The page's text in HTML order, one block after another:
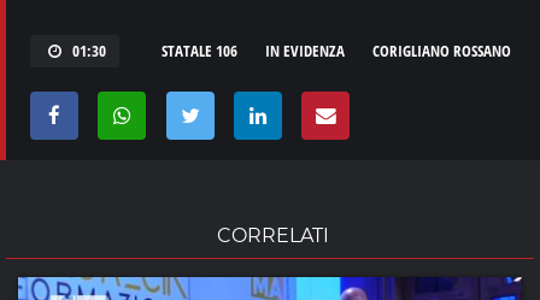
01:30 CORIGLIANO ROSSANO
IN EVIDENZA
STATALE 106
CORRELATI